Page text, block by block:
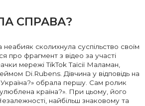
СПРАВА?
сколихнула суспільство своїм
про фрагмент з відео за участі
мережі TikTok Таїсії Маламан,
Di.Rubens. Дівчина у відповідь на
Україна?» обрала першу. Сам ролик
країна?». При цьому, його
найбільш знаковому та